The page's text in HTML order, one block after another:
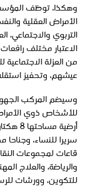
وهكذا، توظف
الأمراض العقلية
التربوي
الاعتبار مختلف
من العزلة
عيشهم، وتحفيز
وسيضم المركب
للأشخاص ذوي
سريرا للنساء،
قاعات لمجموعات
والرياضة، والعلاج
للتكوين، وورشات